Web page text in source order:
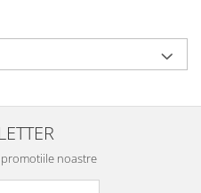
noastre